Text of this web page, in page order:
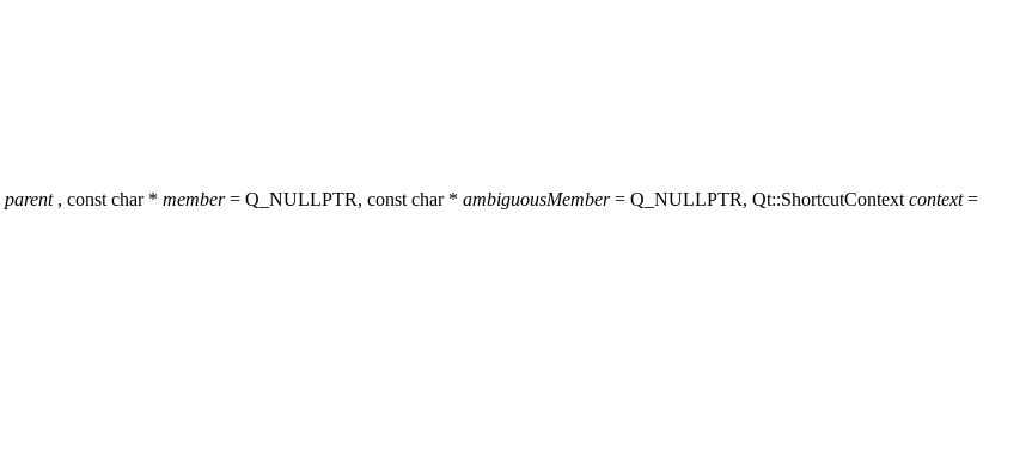
parent , const char * member= Q_NULLPTR, const char * ambiguousMember= Q_NULLPTR, Qt::ShortcutContext context=